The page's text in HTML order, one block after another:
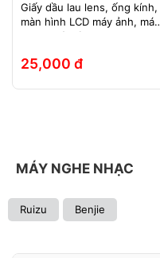
Giấy dầu lau lens, ống kính,
màn hình LCD máy ảnh, máy
quay, máy tính, laptop, điện
25,000 đ
MÁY NGHE NHẠC
Ruizu Benjie